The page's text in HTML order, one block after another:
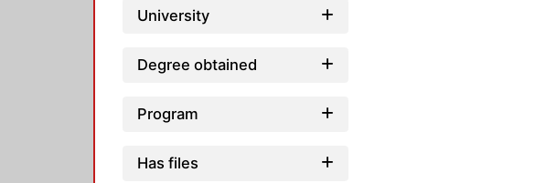
University
Degree obtained
Program
Has files